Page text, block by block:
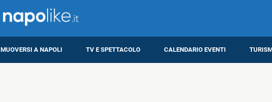
MUOVERSI A NAPOLI TV E SPETTACOLO CALENDARIO EVENTI